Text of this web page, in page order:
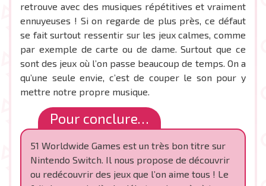
retrouve avec des musiques répétitives et vraiment
ennuyeuses ! Si on regarde de plus près, ce défaut
se fait surtout ressentir sur les jeux calmes, comme
par exemple de carte ou de dame. Surtout que ce
sont des jeux où l’on passe beaucoup de temps. On a
qu’une seule envie, c’est de couper le son pour y
mettre notre propre musique.
Pour conclure…
51 Worldwide Games est un très bon titre sur
Nintendo Switch. Il nous propose de découvrir
ou redécouvrir des jeux que l’on aime tous ! Le